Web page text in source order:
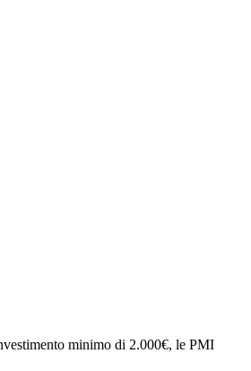
minimo di 2.000€, le PMI